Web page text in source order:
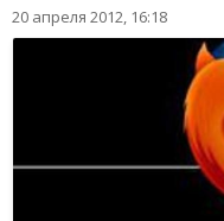
20 апреля 2012, 16:18